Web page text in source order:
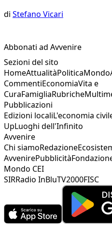
di Stefano Vicari
Abbonati ad Avvenire
Sezioni del sito
HomeAttualitàPoliticaMondo
CommentiEconomiaVita e
CuraFamigliaRubriche
Pubblicazioni
Edizioni localiL'economia
UpLuoghi dell'Infinito
Avvenire
Chi siamoRedazione
AvvenirePubblicità
Mondo CEI
SIRRadio InBluTV2000FISC